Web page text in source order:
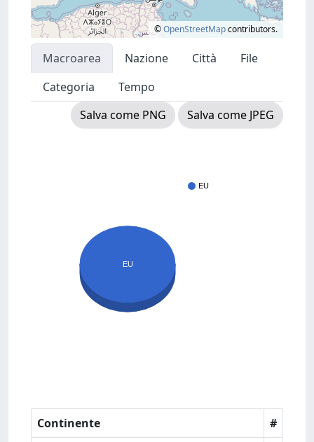
©OpenStreetMapcontributors.
Macroarea Nazione Città
File
Categoria
Tempo
Salva come PNG
Salva come JPEG
EU
EU
Continente #